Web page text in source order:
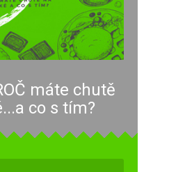
máte chutě
co s tím?